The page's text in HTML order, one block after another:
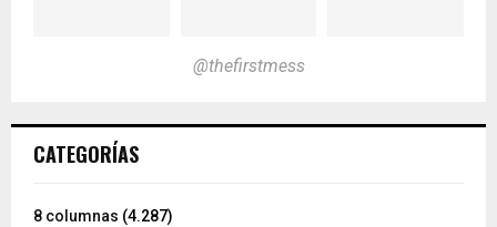
@thefirstmess
CATEGORÍAS
8 columnas (4.287)